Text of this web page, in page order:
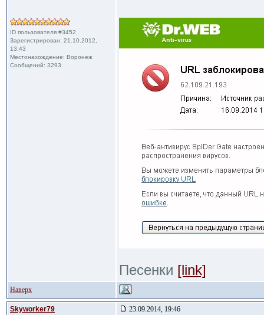
ID пользователя #3452
Зарегистрирован: 21.10.2012,
13:43
Местонахождение: Воронеж
Сообщений: 3293
Песенки [link]
Наверх
Skyworker79 23.09.2014, 19:46